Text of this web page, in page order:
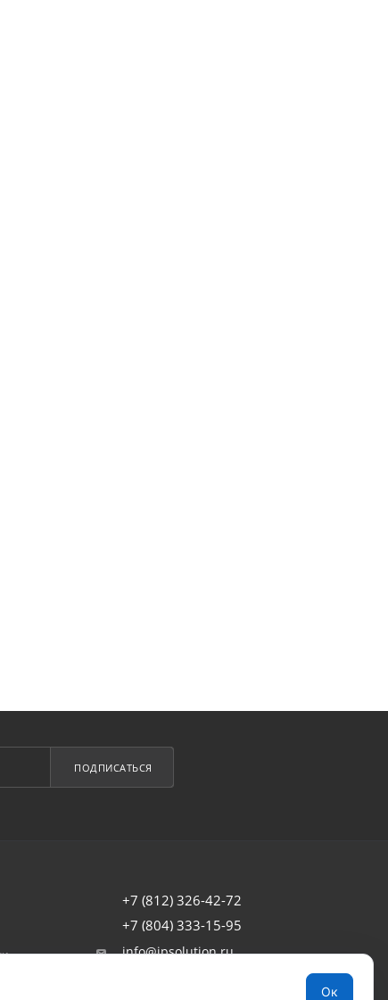
ПОДПИСАТЬСЯ
+7 (812) 326-42-72
+7 (804) 333-15-95
info@ipsolution.ru
г. Санкт-Петербург, наб. Обводного
Ок